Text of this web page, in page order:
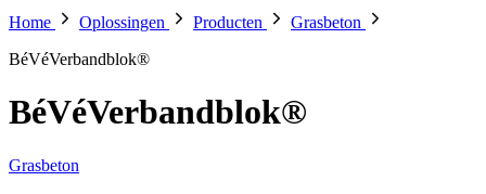
Home Oplossingen Producten
Grasbeton
BéVéVerbandblok®
BéVéVerbandblok®
Grasbeton